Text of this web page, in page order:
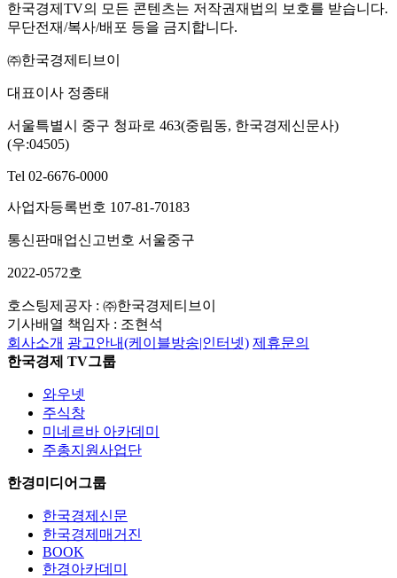
한국경제TV의 모든 콘텐츠는 저작권재법의 보호를 받습니다.
무단전재/복사/배포 등을 금지합니다.
㈜한국경제티브이
대표이사 정종태
서울특별시 중구 청파로 463(중림동, 한국경제신문사)
(우:04505)
Tel 02-6676-0000
사업자등록번호 107-81-70183
통신판매업신고번호 서울중구
2022-0572호
호스팅제공자 : ㈜한국경제티브이
기사배열 책임자 : 조현석
회사소개 광고안내(케이블방송|인터넷) 제휴문의
한국경제 TV그룹
와우넷
주식창
미네르바 아카데미
주총지원사업단
한경미디어그룹
한국경제신문
한국경제매거진
BOOK
한경아카데미